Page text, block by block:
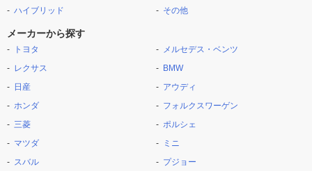
ハイブリッド
その他
メーカーから探す
トヨタ
レクサス
日産
ホンダ
三菱
マツダ
スバル
メルセデス・ベンツ
BMW
アウディ
フォルクスワーゲン
ポルシェ
ミニ
プジョー